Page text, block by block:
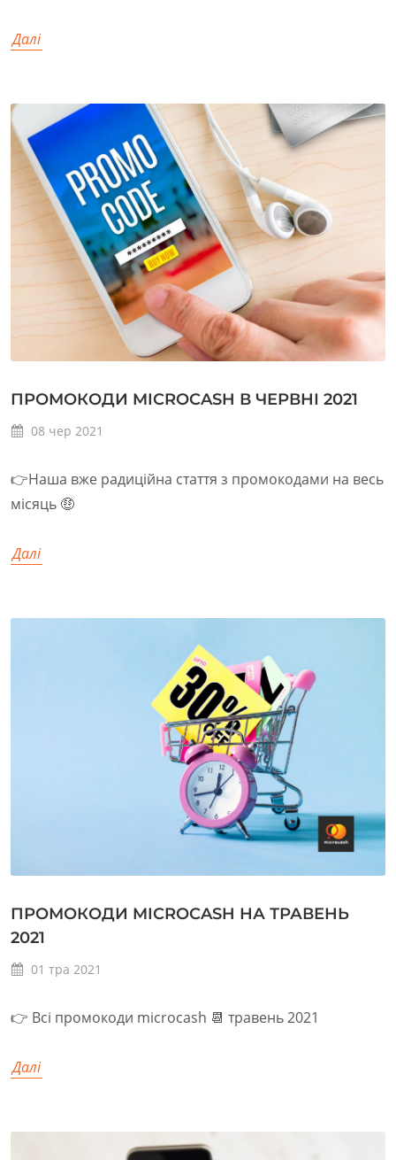
Далі
ПРОМОКОДИ MICROCASH В ЧЕРВНІ 2021
08 чер 2021
👉Наша вже радиційна стаття з промокодами на весь
місяць 🤑
Далі
ПРОМОКОДИ MICROCASH НА ТРАВЕНЬ
2021
01 тра 2021
👉 Всі промокоди microcash 📆 травень 2021
Далі